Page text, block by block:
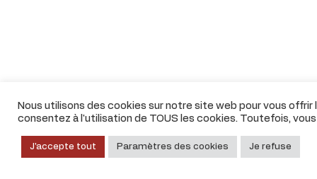
Nous utilisons des cookies sur notre site web pour vous
consentez à l'utilisation de TOUS les cookies. Toutefois,
J'accepte tout Paramètres des cookies Je refuse